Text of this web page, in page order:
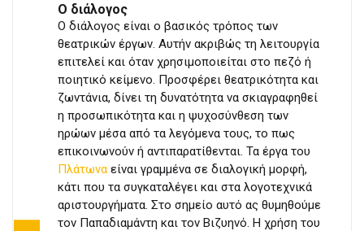
Ο διάλογος
Ο διάλογος είναι ο βασικός τρόπος των
θεατρικών έργων. Αυτήν ακριβώς τη λειτουργία
επιτελεί και όταν χρησιμοποιείται στο πεζό ή
ποιητικό κείμενο. Προσφέρει θεατρικότητα και
ζωντάνια, δίνει τη δυνατότητα να σκιαγραφηθεί
η προσωπικότητα και η ψυχοσύνθεση των
ηρώων μέσα από τα λεγόμενα τους, το πως
επικοινωνούν ή αντιπαρατίθενται. Τα έργα του
Πλάτωνα είναι γραμμένα σε διαλογική μορφή,
κάτι που τα συγκαταλέγει και στα λογοτεχνικά
αριστουργήματα. Στο σημείο αυτό ας θυμηθούμε
τον Παπαδιαμάντη και τον Βιζυηνό. Η χρήση του